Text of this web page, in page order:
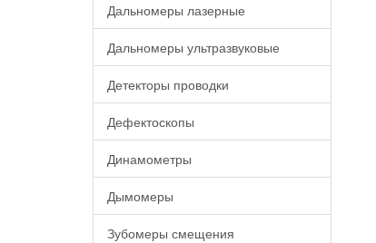
Дальномеры лазерные
Дальномеры ультразвуковые
Детекторы проводки
Дефектоскопы
Динамометры
Дымомеры
Зубомеры смещения